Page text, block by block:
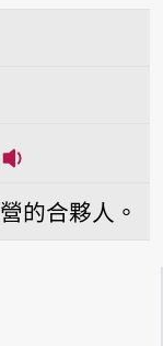
的合夥人。